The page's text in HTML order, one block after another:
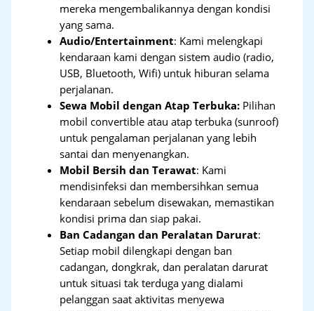
mereka mengembalikannya dengan kondisi
yang sama.
Audio/Entertainment: Kami melengkapi
kendaraan kami dengan sistem audio (radio,
USB, Bluetooth, Wifi) untuk hiburan selama
perjalanan.
Sewa Mobil dengan Atap Terbuka: Pilihan
mobil convertible atau atap terbuka (sunroof)
untuk pengalaman perjalanan yang lebih
santai dan menyenangkan.
Mobil Bersih dan Terawat: Kami
mendisinfeksi dan membersihkan semua
kendaraan sebelum disewakan, memastikan
kondisi prima dan siap pakai.
Ban Cadangan dan Peralatan Darurat:
Setiap mobil dilengkapi dengan ban
cadangan, dongkrak, dan peralatan darurat
untuk situasi tak terduga yang dialami
pelanggan saat aktivitas menyewa